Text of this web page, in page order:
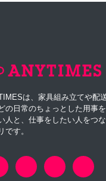
は、家具組み立てや配
の日常のちょっとした用事
人と、仕事をしたい人をつ
です。